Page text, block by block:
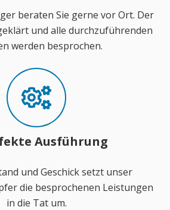
beraten Sie gerne vor Ort. Der
und alle durchzuführenden
werden besprochen.
Ausführung
und Geschick setzt unser
die besprochenen Leistungen
in die Tat um.